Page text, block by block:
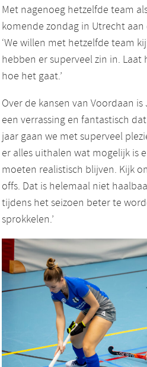
Met nagenoeg hetzelfde team
komende zondag in Utrecht aan
‘We willen met hetzelfde team
hebben er superveel zin in.
hoe het gaat.’
Over de kansen van Voordaan
een verrassing en fantastisch
jaar gaan we met superveel
er alles uithalen wat mogelijk is
moeten realistisch blijven. Kijk
offs. Dat is helemaal niet
tijdens het seizoen beter te
sprokkelen.’